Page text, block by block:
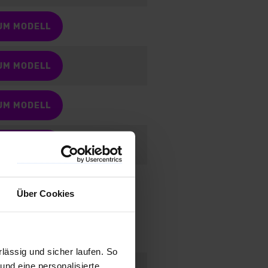
Über Cookies
und sicher laufen. So
eine personalisierte
MODELL
MODELL
MODELL